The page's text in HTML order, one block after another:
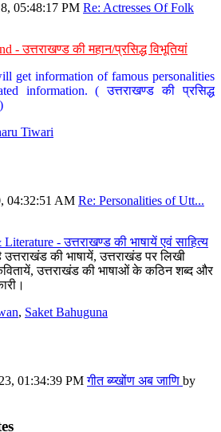
05:48:17 PM Re: Actresses Of Folk
- उत्तराखण्ड की महान/प्रसिद्ध विभूतियां
get information of famous personalities
information. ( उत्तराखण्ड की प्रसिद्ध
Tiwari
04:32:51 AM Re: Personalities of Utt...
- उत्तराखण्ड की भाषायें एवं साहित्य
की भाषायें, उत्तराखंड पर लिखी
उत्तराखंड की भाषाओं के कठिन शब्द और
, Saket Bahuguna
01:34:39 PMगीत ब्य्खोंण अब जाणि by